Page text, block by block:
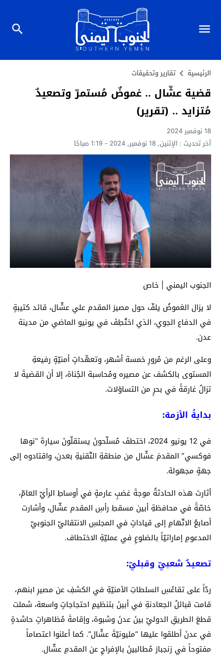
الرئيسية تقارير وتحقيقات
قضية عشّال .. غموضٌ مُستمرّ وتصعيدٌ
مُتزايد .. (تقرير)
18 نوفمبر 2024
آخر تحديث : الإثنين, 18 نوفمبر, 2024 - 1:19 صباحًا
الجنوب اليمني | خاص
لا يزال الغموضُ يلفّ حول مصيرَ المقدم علي عشّال، قائد كتيبةٍ
في الدفاع الجوي، الذي اختُطِفَ في يونيو الماضي من مدينة
عدن.
وعلى الرغم من مُرورِ خمسة أشهر، وتعهّداتٍ أمنيّةٍ رفيعةِ
المستوى بالكشف عن مصيره ومُحاسبة الجُناة، إلا أن القضيةَ لا
تزالُ غارقةً في بحرٍ من التساؤلات.
بدايةُ الأزمة:
في 12 يونيو 2024، اختطفَ مُسلّحونَ يستقلّونَ سيارةَ “نوها
فوكسي” المقدمَ عشّال من منطقةِ التّقنيةِ بعدن، واقتادوه إلى
جهةٍ مجهولة.
أثارت هذه الحادثةُ موجةَ غضبٍ عارمةٍ في أوساطِ الرأيّ العامّ،
خاصّةً في محافظةِ أبين مسقطِ رأسِ المقدم عشّال، وأشارت
أصابعُ الاتّهامِ إلى قياداتٍ في المجلسِ الانتقاليّ الجنوبيّ
المدعومِ إماراتيّاً بالضلوعِ في عمليّةِ الاختطاف.
تصعيدٌ شعبيّ وقبليّ:
ردّاً على تقاعُسِ السلطاتِ الأمنيّةِ في الكشفِ عن مصيرِ ابنهم،
قامت قبائلُ الجعادنةِ في أبينَ بتنظيمِ احتجاجاتٍ واسعة، شملت
قطعَ الطريقِ الدوليّ بينَ عدنَ وشبوة، وإقامةَ مُظاهراتٍ حاشدةٍ
في عدنَ أطلقوا عليها “مليونيّةَ عشّال”. كما أعلنوا اعتصاماً
مفتوحاً في زنجبارَ مُطالبينَ بالإفراجِ عن المقدمِ عشّال.